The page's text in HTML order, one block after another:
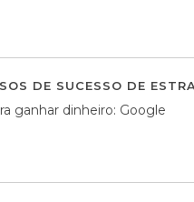
DE SUCESSO DE
ganhar dinheiro: Google